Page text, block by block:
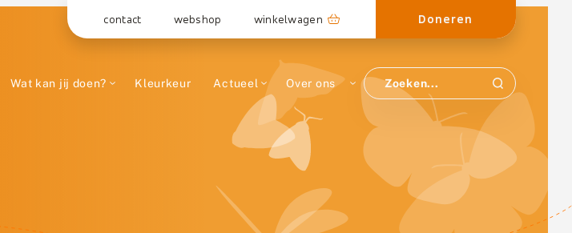
contact webshop winkelwagen Doneren
Wat kan jij doen? Kleurkeur Actueel Over ons